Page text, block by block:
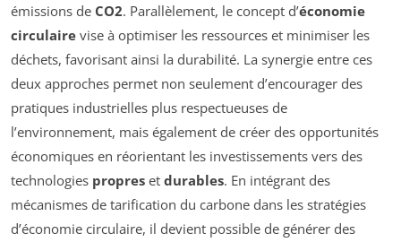
émissions de CO2. Parallèlement, le concept d’économie
circulaire vise à optimiser les ressources et minimiser les
déchets, favorisant ainsi la durabilité. La synergie entre ces
deux approches permet non seulement d’encourager des
pratiques industrielles plus respectueuses de
l’environnement, mais également de créer des opportunités
économiques en réorientant les investissements vers des
technologies propres et durables. En intégrant des
mécanismes de tarification du carbone dans les stratégies
d’économie circulaire, il devient possible de générer des